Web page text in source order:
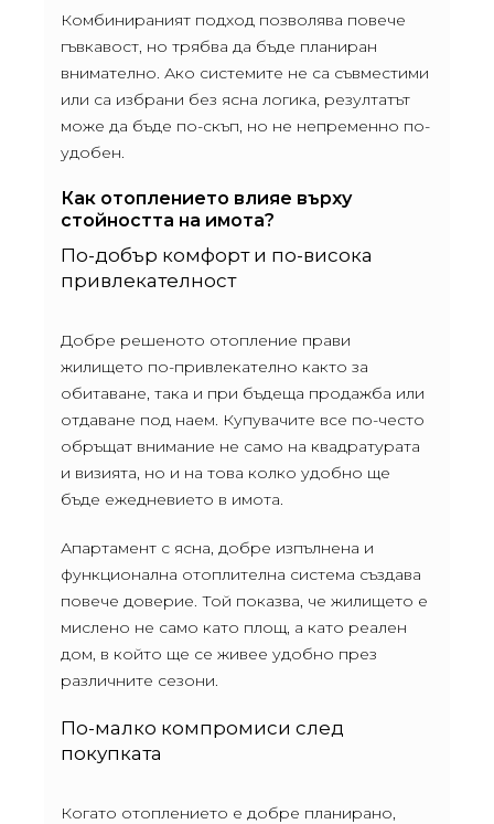
Комбинираният подход позволява повече
гъвкавост, но трябва да бъде планиран
внимателно. Ако системите не са съвместими
или са избрани без ясна логика, резултатът
може да бъде по-скъп, но не непременно по-
удобен.
Как отоплението влияе върху
стойността на имота?
По-добър комфорт и по-висока
привлекателност
Добре решеното отопление прави
жилището по-привлекателно както за
обитаване, така и при бъдеща продажба или
отдаване под наем. Купувачите все по-често
обръщат внимание не само на квадратурата
и визията, но и на това колко удобно ще
бъде ежедневието в имота.
Апартамент с ясна, добре изпълнена и
функционална отоплителна система създава
повече доверие. Той показва, че жилището е
мислено не само като площ, а като реален
дом, в който ще се живее удобно през
различните сезони.
По-малко компромиси след
покупката
Когато отоплението е добре планирано,